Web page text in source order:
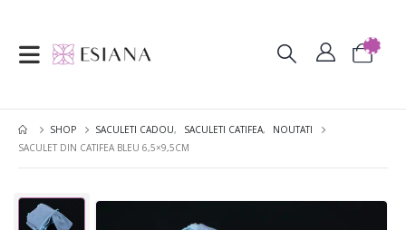
SHOP SACULETI CADOU, SACULETI CATIFEA,
NOUTATI
SACULET DIN CATIFEA BLEU 6,5×9,5CM